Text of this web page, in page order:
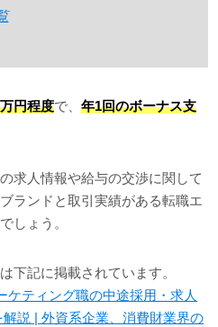
円程度で、年1回のボーナス支
求人情報や給与の交渉に関して
ランドと取引実績がある転職エ
しょう。
下記に掲載されています。
ケティング職の中途採用・求人
説 | 外資系企業、消費財業界の